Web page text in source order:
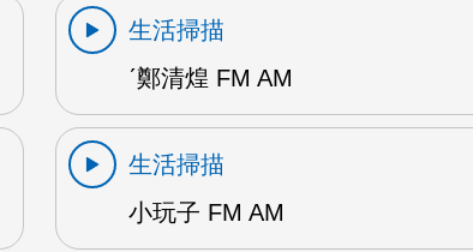
生活掃描
ˊ鄭清煌 FM AM
生活掃描
小玩子 FM AM